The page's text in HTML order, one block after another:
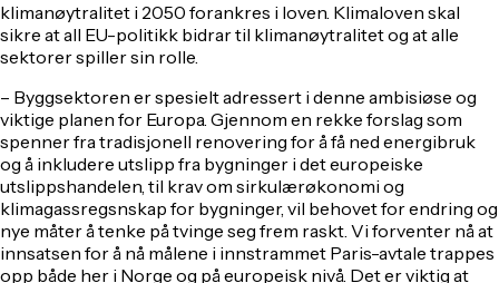
klimanøytralitet i 2050 forankres i loven. Klimaloven skal
sikre at all EU-politikk bidrar til klimanøytralitet og at alle
sektorer spiller sin rolle.
– Byggsektoren er spesielt adressert i denne ambisiøse og
viktige planen for Europa. Gjennom en rekke forslag som
spenner fra tradisjonell renovering for å få ned energibruk
og å inkludere utslipp fra bygninger i det europeiske
utslippshandelen, til krav om sirkulærøkonomi og
klimagassregsnskap for bygninger, vil behovet for endring og
nye måter å tenke på tvinge seg frem raskt. Vi forventer nå at
innsatsen for å nå målene i innstrammet Paris-avtale trappes
opp både her i Norge og på europeisk nivå. Det er viktig at